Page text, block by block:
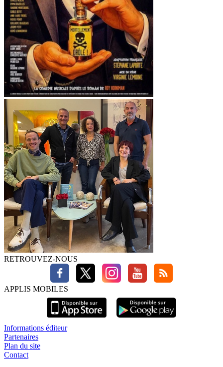
RETROUVEZ-NOUS
APPLIS MOBILES
Informations éditeur
Partenaires
Plan du site
Contact